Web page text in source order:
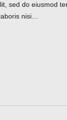
sed do eiusmod
nisi…